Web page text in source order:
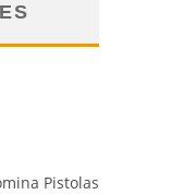
Pistolas